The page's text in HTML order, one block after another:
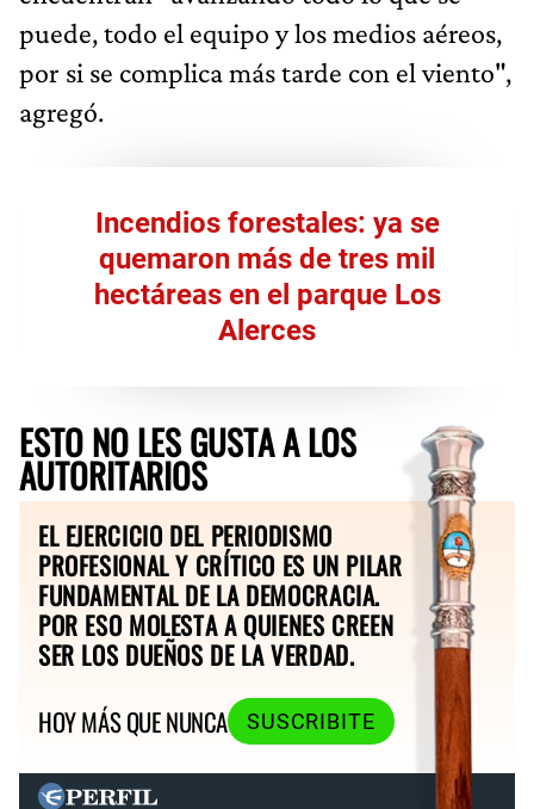
puede, todo el equipo y los medios aéreos,
por si se complica más tarde con el viento",
agregó.
Incendios forestales: ya se
quemaron más de tres mil
hectáreas en el parque Los
Alerces
ESTO NO LES GUSTA A LOS
AUTORITARIOS
EL EJERCICIO DEL PERIODISMO
PROFESIONAL Y CRÍTICO ES UN PILAR
FUNDAMENTAL DE LA DEMOCRACIA.
POR ESO MOLESTA A QUIENES CREEN
SER LOS DUEÑOS DE LA VERDAD.
HOY MÁS QUE NUNCA
SUSCRIBITE